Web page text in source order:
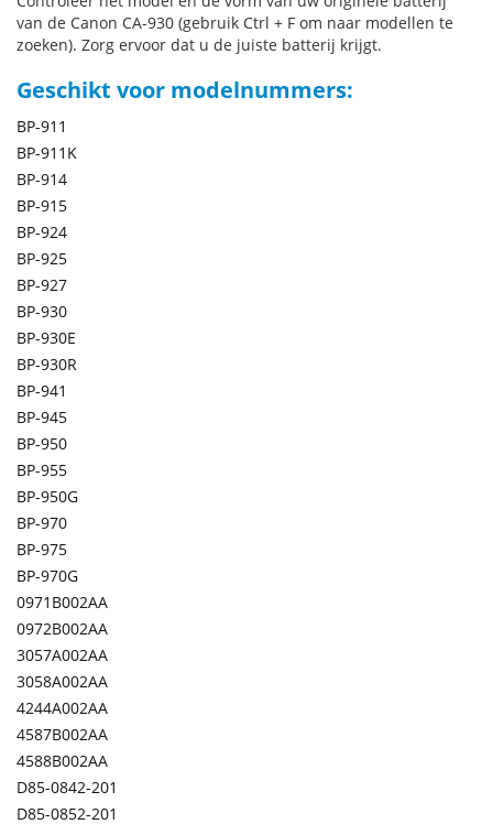
van de Canon CA-930 (gebruik Ctrl + F om naar modellen te
zoeken). Zorg ervoor dat u de juiste batterij krijgt.
Geschikt voor modelnummers:
BP-911
BP-911K
BP-914
BP-915
BP-924
BP-925
BP-927
BP-930
BP-930E
BP-930R
BP-941
BP-945
BP-950
BP-955
BP-950G
BP-970
BP-975
BP-970G
0971B002AA
0972B002AA
3057A002AA
3058A002AA
4244A002AA
4587B002AA
4588B002AA
D85-0842-201
D85-0852-201